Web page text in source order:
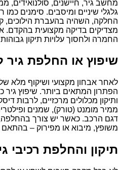
מחשב גיר, חיישנים, סולנואידים,
גלגלי שיניים ומיסבים. סימנים
החלקה, השהיה בהעברת הילוכים,
מצדיקים בדיקה מקצועית בהקדם.
החמרה ולחסוך עלויות תיקון
שיפוץ או החלפת גיר
לאחר אבחון מקצועי ושיקוף מלא
הפתרון המתאים ביותר. שיפוץ גיר
ותיקון מכלולים מרכזיים, לרבות
ממיר מומנט (טורק), שמנים
דגם הרכב. כאשר יש צורך בהחלפה,
משופץ, מיבוא או מפירוק – בהתאם
תיקון והחלפת רכיבי